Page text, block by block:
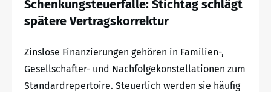
Schenkungsteuerfalle: Stichtag schlägt
spätere Vertragskorrektur
Zinslose Finanzierungen gehören in Familien-,
Gesellschafter- und Nachfolgekonstellationen zum
Standardrepertoire. Steuerlich werden sie häufig